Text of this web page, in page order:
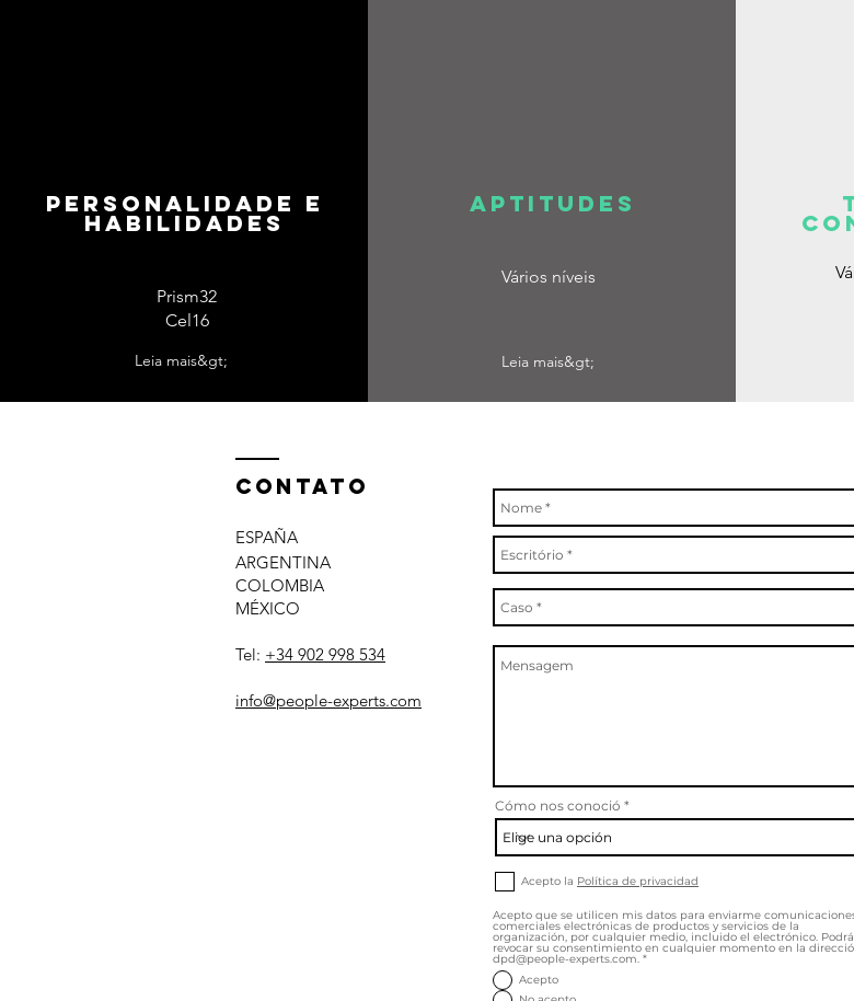
personalidade e
habilidades
Prism32
Cel16
Leia mais&gt;
APTITUDES
Vários níveis
Leia mais&gt;
Contato
ESPAÑA
ARGENTINA
COLOMBIA
MÉXICO
Tel: +34 902 998 534
info@people-experts.com
Cómo nos conoció
Acepto la Política de privacidad
Acepto que se utilicen mis datos para enviarme
comerciales electrónicas de productos y servicios de la
organización, por cualquier medio, incluido el electrónico. Podrá
revocar su consentimiento en cualquier momento en la
dpd@people-experts.com. *
Acepto